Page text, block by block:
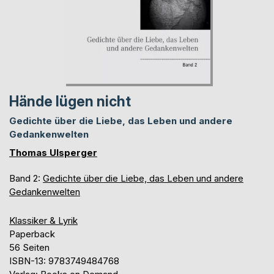
Hände lügen nicht
Gedichte über die Liebe, das Leben und andere
Gedankenwelten
Thomas Ulsperger
Band 2: Gedichte über die Liebe, das Leben und andere
Gedankenwelten
Klassiker & Lyrik
Paperback
56 Seiten
ISBN-13: 9783749484768